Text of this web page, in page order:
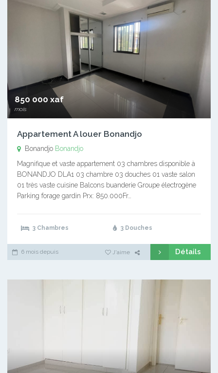
850 000 xaf
mois
Appartement A louer Bonandjo
Bonandjo Bonandjo
Magnifique et vaste appartement 03 chambres disponible à
BONANDJO DLA1 03 chambre 03 douches 01 vaste salon
01 très vaste cuisine Balcons buanderie Groupe électrogène
Parking forage gardin Prx: 850.000Fr…
3 Chambres 3 Douches
6 mois depuis J'aime Détails